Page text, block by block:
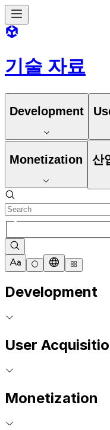
기술 자료
Development
Monetization 산
Development
User
Monetization